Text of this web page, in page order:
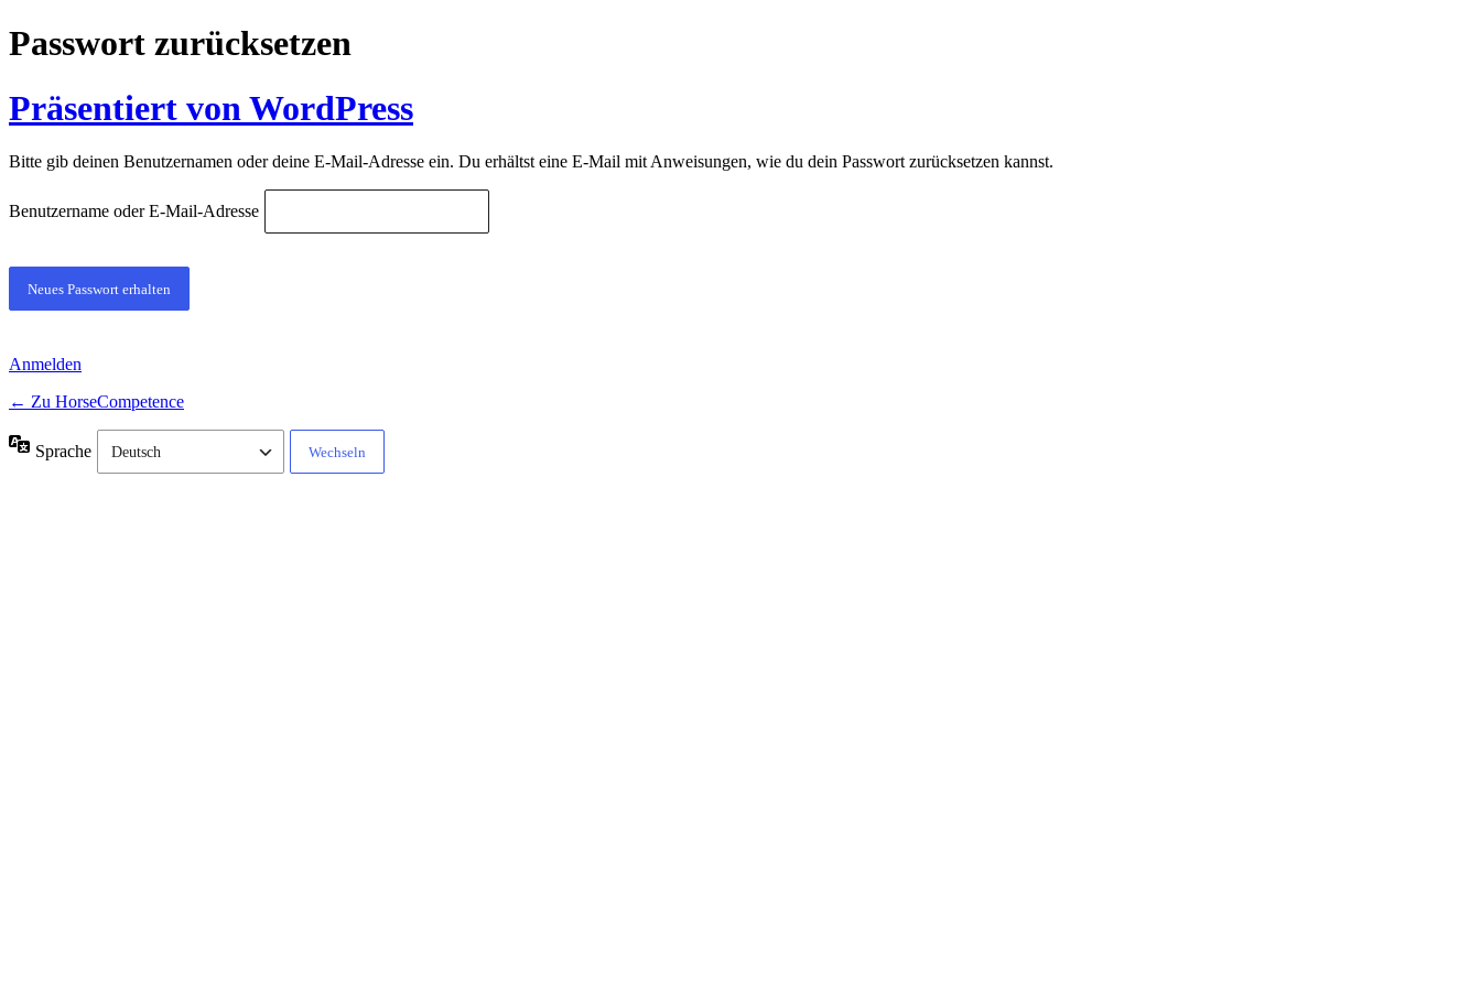
Passwort zurücksetzen
Präsentiert von WordPress
Bitte gib deinen Benutzernamen oder deine E-Mail-Adresse ein. Du erhältst eine E-Mail mit Anweisungen, wie du dein Passwort zurücksetzen kannst.
Benutzername oder E-Mail-Adresse
Anmelden
← Zu HorseCompetence
Sprache